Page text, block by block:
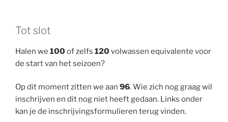
Tot slot
Halen we 100of zelfs 120volwassen equivalente voor
de start van het seizoen?
Op dit moment zitten we aan 96. Wie zich nog graag wil
inschrijven en dit nog niet heeft gedaan. Links onder
kan je de inschrijvingsformulieren terug vinden.